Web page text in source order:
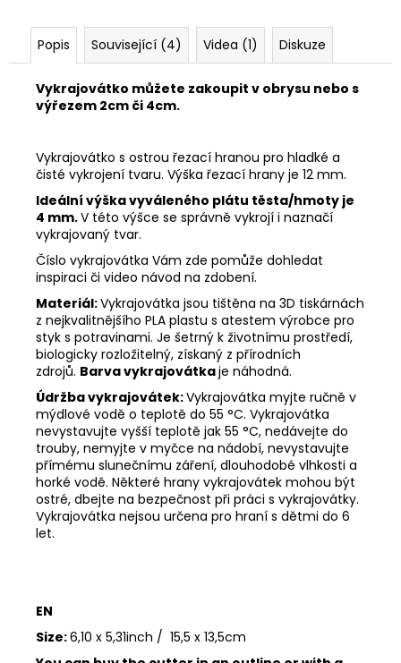
Popis Související (4) Videa (1) Diskuze
Vykrajovátko můžete zakoupit v obrysu nebo s
výřezem 2cm či 4cm.
Vykrajovátko s ostrou řezací hranou pro hladké a
čisté vykrojení tvaru. Výška řezací hrany je 12 mm.
Ideální výška vyváleného plátu těsta/hmoty je
4 mm.V této výšce se správně vykrojí i naznačí
vykrajovaný tvar.
Číslo vykrajovátka Vám zde pomůže dohledat
inspiraci či video návod na zdobení.
Materiál:Vykrajovátka jsou tištěna na 3D tiskárnách
z nejkvalitnějšího PLA plastu s atestem výrobce pro
styk s potravinami. Je šetrný k životnímu prostředí,
biologicky rozložitelný, získaný z přírodních
zdrojů. Barva vykrajovátkaje náhodná.
Údržba vykrajovátek:Vykrajovátka myjte ručně v
mýdlové vodě o teplotě do 55 °C. Vykrajovátka
nevystavujte vyšší teplotě jak 55 °C, nedávejte do
trouby, nemyjte v myčce na nádobí, nevystavujte
přímému slunečnímu záření, dlouhodobé vlhkosti a
horké vodě. Některé hrany vykrajovátek mohou být
ostré, dbejte na bezpečnost při práci s vykrajovátky.
Vykrajovátka nejsou určena pro hraní s dětmi do 6
let.
EN
Size:6,10 x 5,31inch / 15,5 x 13,5cm
ZAJÍČCI
#1515
49
Kč